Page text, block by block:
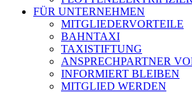
FÜR UNTERNEHMEN
MITGLIEDERVORTEILE
BAHNTAXI
TAXISTIFTUNG
ANSPRECHPARTNER
INFORMIERT BLEIBEN
MITGLIED WERDEN